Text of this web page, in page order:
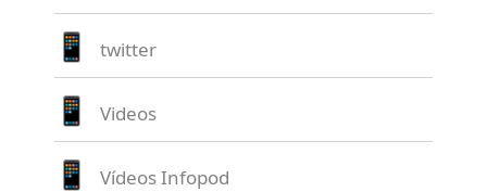
twitter
Videos
Vídeos Infopod